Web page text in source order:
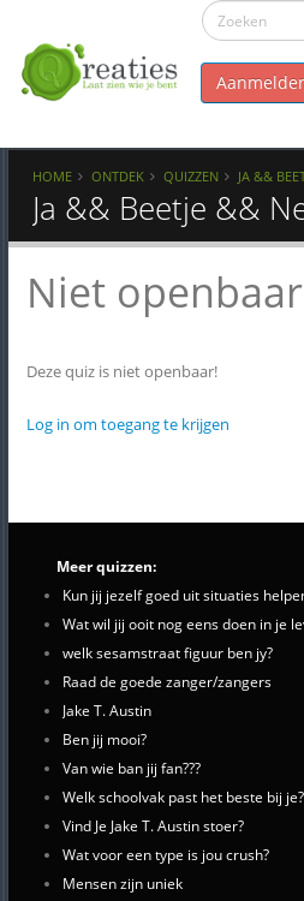
HOME ONTDEK QUIZZEN JA &&
Ja && Beetje &&
Niet openbaar
Deze quiz is niet openbaar!
Log in om toegang te krijgen
Meer quizzen:
Kun jij jezelf goed uit situaties
Wat wil jij ooit nog eens doen in je
welk sesamstraat figuur ben jy?
Raad de goede zanger/zangers
Jake T. Austin
Ben jij mooi?
Van wie ban jij fan???
Welk schoolvak past het beste bij je?
Vind Je Jake T. Austin stoer?
Wat voor een type is jou crush?
Mensen zijn uniek